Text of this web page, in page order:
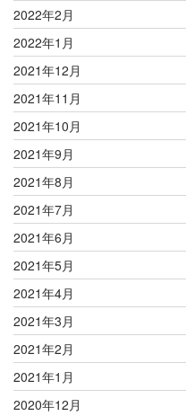
2022年2月
2022年1月
2021年12月
2021年11月
2021年10月
2021年9月
2021年8月
2021年7月
2021年6月
2021年5月
2021年4月
2021年3月
2021年2月
2021年1月
2020年12月